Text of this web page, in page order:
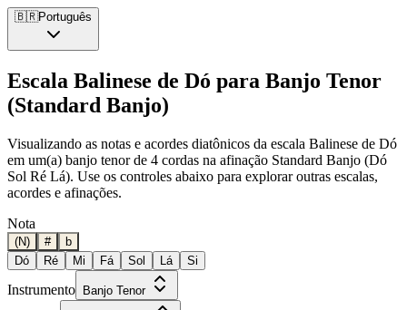
🇧🇷Português
Escala Balinese de Dó para Banjo Tenor
(Standard Banjo)
Visualizando as notas e acordes diatônicos da escala Balinese de Dó
em um(a) banjo tenor de 4 cordas na afinação Standard Banjo (Dó
Sol Ré Lá). Use os controles abaixo para explorar outras escalas,
acordes e afinações.
Nota
(N) #
b
Dó
Ré Mi Fá Sol Lá Si
Instrumento Banjo Tenor